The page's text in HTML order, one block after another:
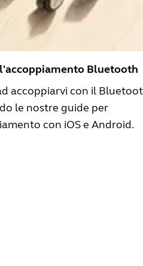
Bluetooth
accoppiarvi con il
le nostre guide per
con iOS e Android.